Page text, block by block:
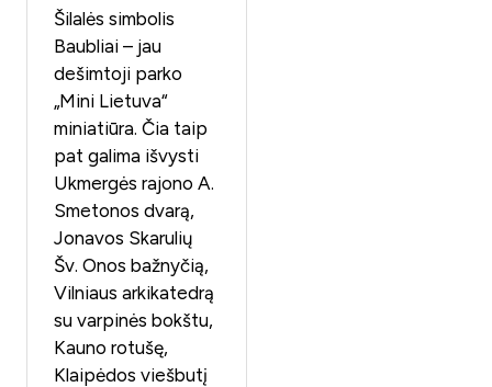
Šilalės simbolis
Baubliai – jau
dešimtoji parko
„Mini Lietuva“
miniatiūra. Čia taip
pat galima išvysti
Ukmergės rajono A.
Smetonos dvarą,
Jonavos Skarulių
Šv. Onos bažnyčią,
Vilniaus arkikatedrą
su varpinės bokštu,
Kauno rotušę,
Klaipėdos viešbutį